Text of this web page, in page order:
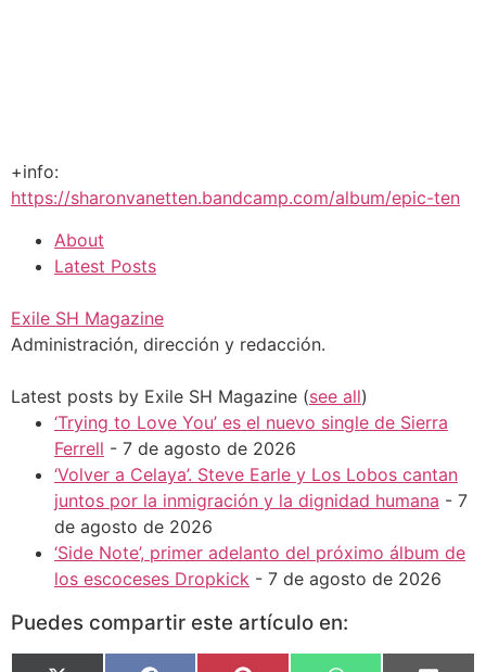
+info:
https://sharonvanetten.bandcamp.com/album/epic-ten
About
Latest Posts
Exile SH Magazine
Administración, dirección y redacción.
Latest posts by Exile SH Magazine (see all)
‘Trying to Love You’ es el nuevo single de Sierra
Ferrell - 7 de agosto de 2026
‘Volver a Celaya’. Steve Earle y Los Lobos cantan
juntos por la inmigración y la dignidad humana - 7
de agosto de 2026
‘Side Note’, primer adelanto del próximo álbum de
los escoceses Dropkick - 7 de agosto de 2026
Puedes compartir este artículo en: